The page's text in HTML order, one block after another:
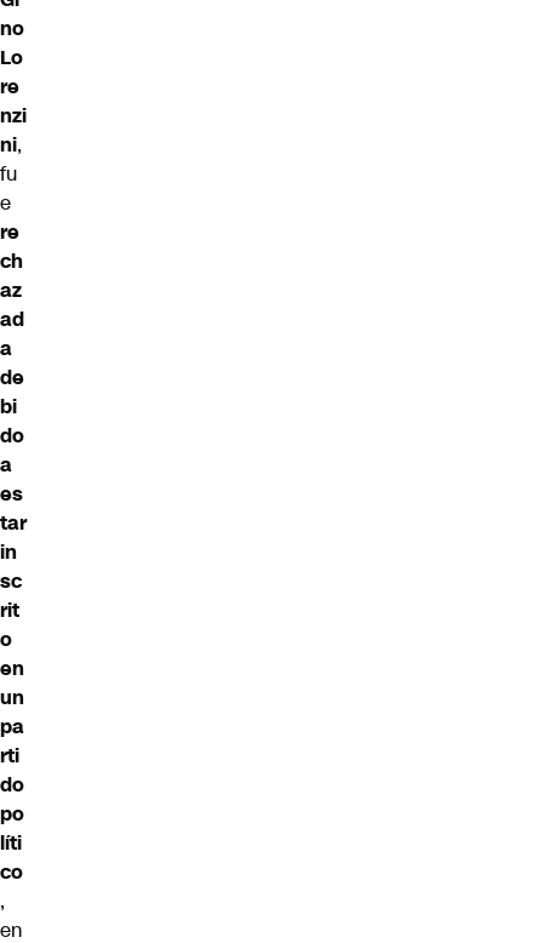
no
Lo
re
nzi
ni,
fu
e
re
ch
az
ad
a
de
bi
do
a
es
tar
in
sc
rit
o
en
un
pa
rti
do
po
líti
co
,
en